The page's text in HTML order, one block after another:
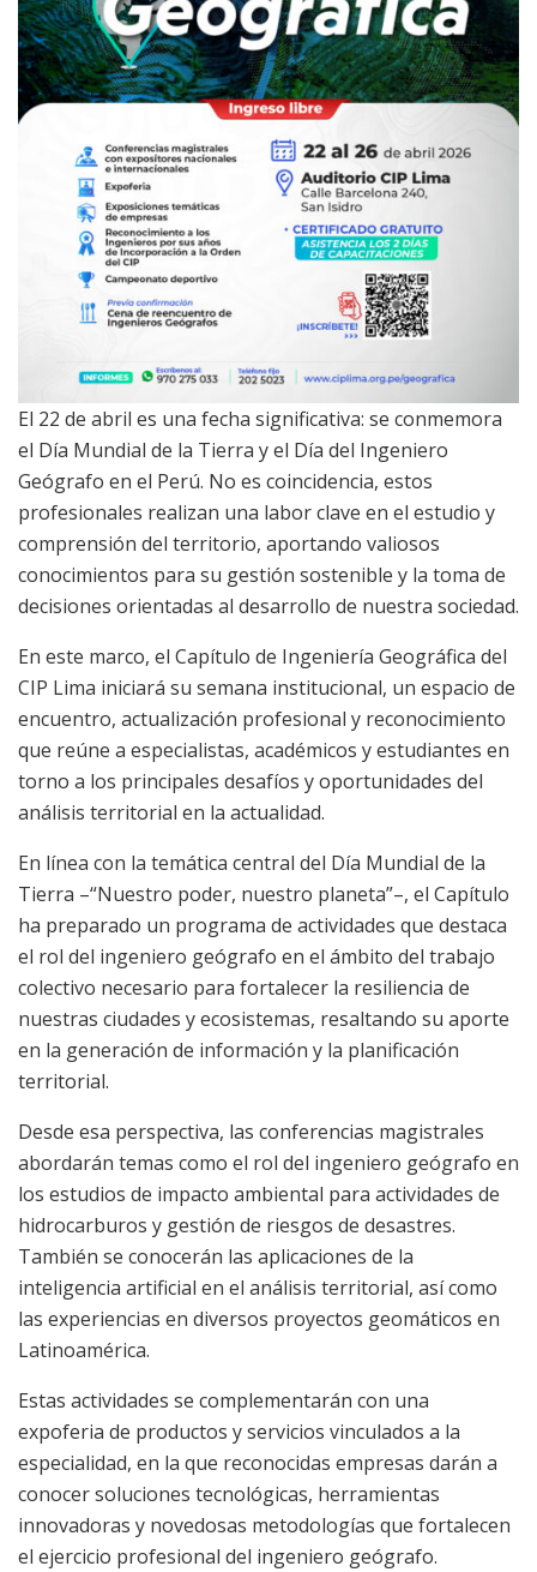
El 22 de abril es una fecha significativa: se conmemora
el Día Mundial de la Tierra y el Día del Ingeniero
Geógrafo en el Perú. No es coincidencia, estos
profesionales realizan una labor clave en el estudio y
comprensión del territorio, aportando valiosos
conocimientos para su gestión sostenible y la toma de
decisiones orientadas al desarrollo de nuestra sociedad.
En este marco, el Capítulo de Ingeniería Geográfica del
CIP Lima iniciará su semana institucional, un espacio de
encuentro, actualización profesional y reconocimiento
que reúne a especialistas, académicos y estudiantes en
torno a los principales desafíos y oportunidades del
análisis territorial en la actualidad.
En línea con la temática central del Día Mundial de la
Tierra –“Nuestro poder, nuestro planeta”–, el Capítulo
ha preparado un programa de actividades que destaca
el rol del ingeniero geógrafo en el ámbito del trabajo
colectivo necesario para fortalecer la resiliencia de
nuestras ciudades y ecosistemas, resaltando su aporte
en la generación de información y la planificación
territorial.
Desde esa perspectiva, las conferencias magistrales
abordarán temas como el rol del ingeniero geógrafo en
los estudios de impacto ambiental para actividades de
hidrocarburos y gestión de riesgos de desastres.
También se conocerán las aplicaciones de la
inteligencia artificial en el análisis territorial, así como
las experiencias en diversos proyectos geomáticos en
Latinoamérica.
Estas actividades se complementarán con una
expoferia de productos y servicios vinculados a la
especialidad, en la que reconocidas empresas darán a
conocer soluciones tecnológicas, herramientas
innovadoras y novedosas metodologías que fortalecen
el ejercicio profesional del ingeniero geógrafo.